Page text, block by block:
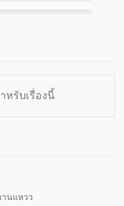
หรับเรื่องนี้
านแหวว